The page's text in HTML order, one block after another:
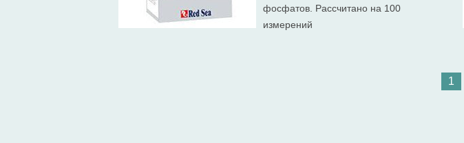
фосфатов. Рассчитано на 100
измерений
1